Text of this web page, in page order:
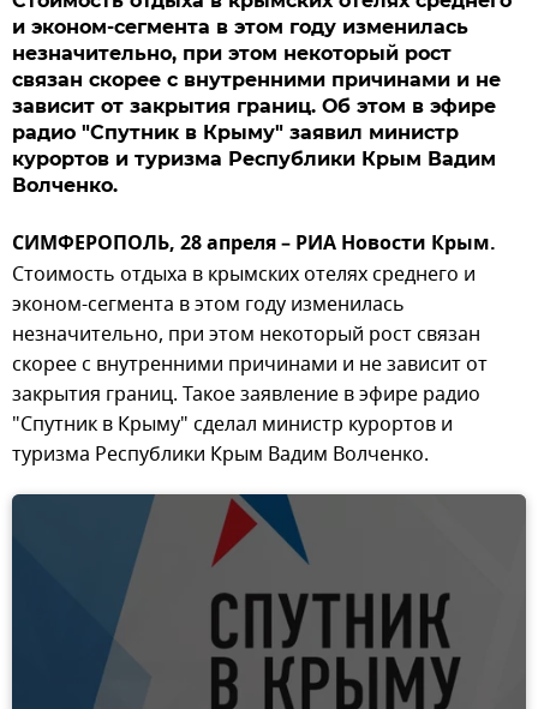
и эконом-сегмента в этом году изменилась
незначительно, при этом некоторый рост
связан скорее с внутренними причинами и не
зависит от закрытия границ. Об этом в эфире
радио "Спутник в Крыму" заявил министр
курортов и туризма Республики Крым Вадим
Волченко.
СИМФЕРОПОЛЬ, 28 апреля – РИА Новости Крым.
Стоимость отдыха в крымских отелях среднего и
эконом-сегмента в этом году изменилась
незначительно, при этом некоторый рост связан
скорее с внутренними причинами и не зависит от
закрытия границ. Такое заявление в эфире радио
"Спутник в Крыму" сделал министр курортов и
туризма Республики Крым Вадим Волченко.